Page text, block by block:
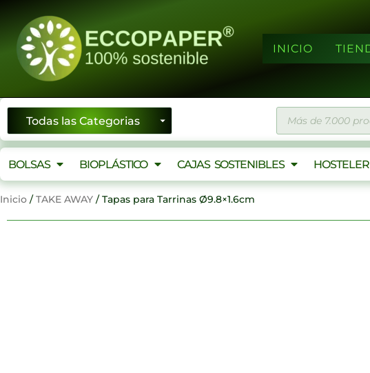
contenido
INICIO
de
productos
BOLSAS BIOPLÁSTICO CAJAS SOSTENIBLES
Inicio /TAKE AWAY / Tapas para Tarrinas Ø9.8×1.6cm